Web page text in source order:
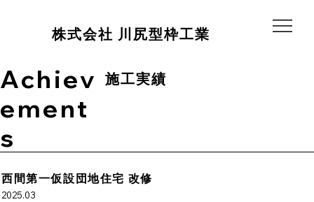
​株式会社 川尻型枠工業
Achiev
ement
s
施工実績
西間第一仮設団地住宅 改修
2025.03